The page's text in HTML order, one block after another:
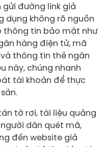
đường link giả
dụng không rõ nguồn
thông tin bảo mật như
hàng điện tử, mã
thông tin thẻ ngân
này, chúng nhanh
tài khoản để thực
tờ rơi, tài liệu quảng
dân quét mã,
đến website giả